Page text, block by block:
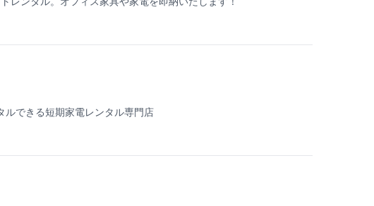
ルできる短期家電レンタル専門店